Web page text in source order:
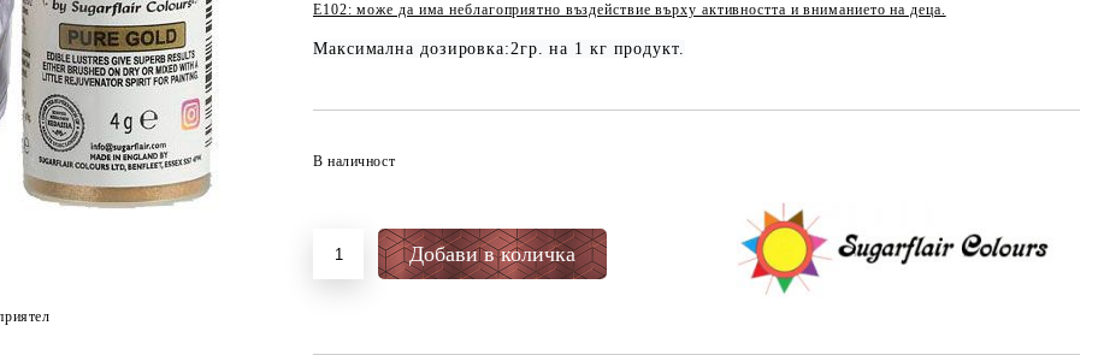
E102: може да има неблагоприятно въздействие върху активността и вниманието на деца.
Максимална дозировка:2гр. на 1 кг продукт.
В наличност